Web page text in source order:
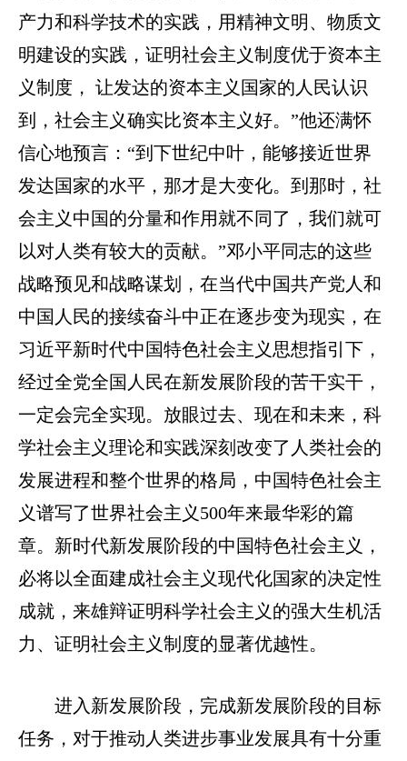
产力和科学技术的实践，用精神文明、物质文
明建设的实践，证明社会主义制度优于资本主
义制度， 让发达的资本主义国家的人民认识
到，社会主义确实比资本主义好。 ”他还满怀
信心地预言：“到下世纪中叶，能够接近世界
发达国家的水平，那才是大变化。到那时，社
会主义中国的分量和作用就不同了，我们就可
以对人类有较大的贡献。”邓小平同志的这些
战略预见和战略谋划，在当代中国共产党人和
中国人民的接续奋斗中正在逐步变为现实，在
习近平新时代中国特色社会主义思想指引下，
经过全党全国人民在新发展阶段的苦干实干，
一定会完全实现。放眼过去、现在和未来，科
学社会主义理论和实践深刻改变了人类社会的
发展进程和整个世界的格局，中国特色社会主
义谱写了世界社会主义500年来最华彩的篇
章。新时代新发展阶段的中国特色社会主义，
必将以全面建成社会主义现代化国家的决定性
成就，来雄辩证明科学社会主义的强大生机活
力、证明社会主义制度的显著优越性。
进入新发展阶段，完成新发展阶段的目标
任务，对于推动人类进步事业发展具有十分重